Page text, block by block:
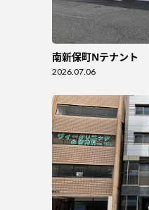
南新保町Nテナント
2026.07.06